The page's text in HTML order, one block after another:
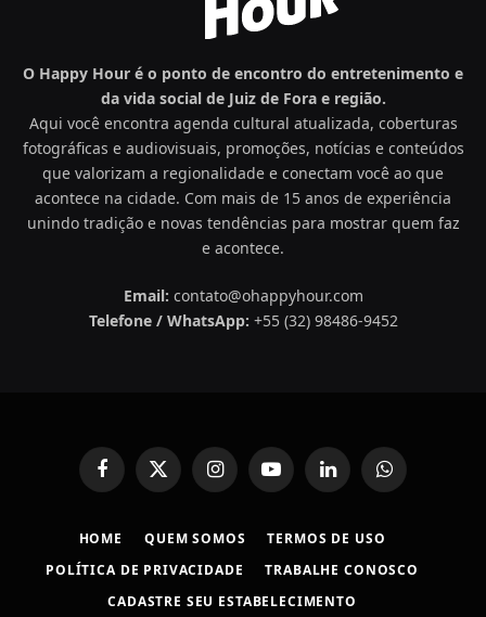
O Happy Hour é o ponto de encontro do entretenimento e
da vida social de Juiz de Fora e região.
Aqui você encontra agenda cultural atualizada, coberturas
fotográficas e audiovisuais, promoções, notícias e conteúdos
que valorizam a regionalidade e conectam você ao que
acontece na cidade. Com mais de 15 anos de experiência
unindo tradição e novas tendências para mostrar quem faz
e acontece.
Email: contato@ohappyhour.com
Telefone / WhatsApp: +55 (32) 98486-9452
FacebookX
(Twitter)
InstagramYouTubeLinkedInWhatsApp
HOME QUEM SOMOS
TERMOS DE USO
POLÍTICA DE PRIVACIDADE
TRABALHE CONOSCO
CADASTRE SEU ESTABELECIMENTO